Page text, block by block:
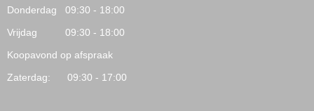
Donderdag 09:30 - 18:00
Vrijdag 09:30 - 18:00
Koopavond op afspraak
Zaterdag: 09:30 - 17:00